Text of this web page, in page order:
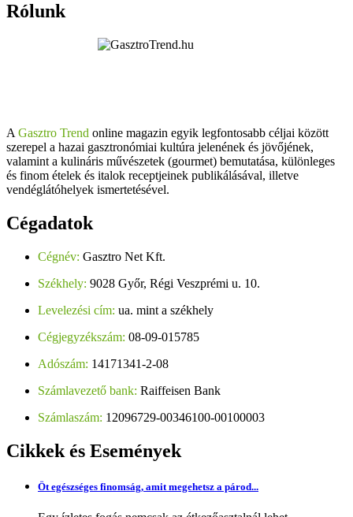
Rólunk
A Gasztro Trend online magazin egyik legfontosabb céljai között
szerepel a hazai gasztronómiai kultúra jelenének és jövőjének,
valamint a kulináris művészetek (gourmet) bemutatása, különleges
és finom ételek és italok receptjeinek publikálásával, illetve
vendéglátóhelyek ismertetésével.
Cégadatok
Cégnév: Gasztro Net Kft.
Székhely: 9028 Győr, Régi Veszprémi u. 10.
Levelezési cím: ua. mint a székhely
Cégjegyzékszám: 08-09-015785
Adószám: 14171341-2-08
Számlavezető bank: Raiffeisen Bank
Számlaszám: 12096729-00346100-00100003
Cikkek és Események
Öt egészséges finomság, amit megehetsz a párod...